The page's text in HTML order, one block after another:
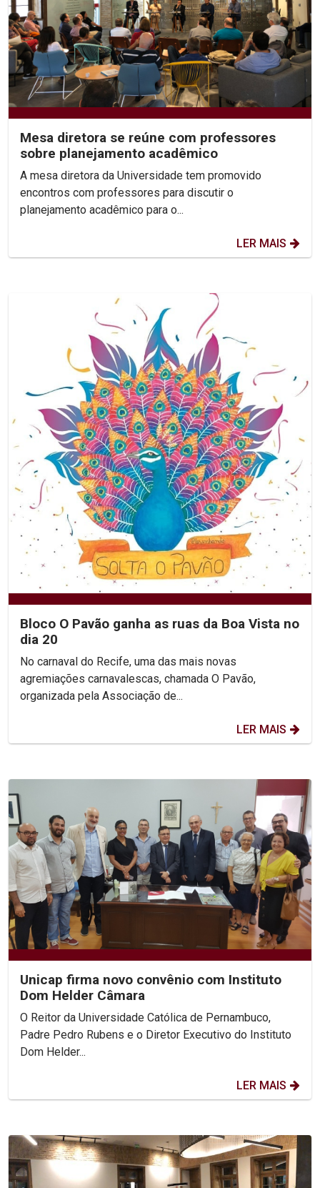
Mesa diretora se reúne com professores
sobre planejamento acadêmico
A mesa diretora da Universidade tem promovido
encontros com professores para discutir o
planejamento acadêmico para o...
LER MAIS
Bloco O Pavão ganha as ruas da Boa Vista no
dia 20
No carnaval do Recife, uma das mais novas
agremiações carnavalescas, chamada O Pavão,
organizada pela Associação de...
LER MAIS
Unicap firma novo convênio com Instituto
Dom Helder Câmara
O Reitor da Universidade Católica de Pernambuco,
Padre Pedro Rubens e o Diretor Executivo do Instituto
Dom Helder...
LER MAIS